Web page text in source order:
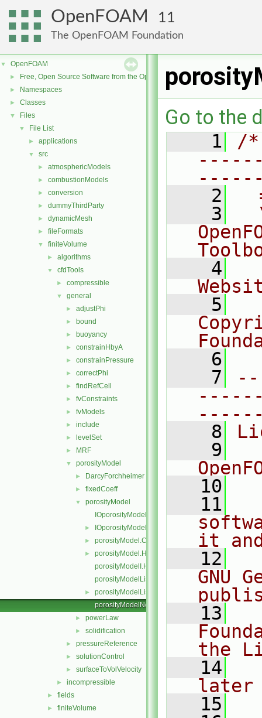
OpenFOAM 11
The OpenFOAM Foundation
▼ OpenFOAM
► Free, Open Source Software from the OpenFOAM Foundation
► Namespaces
► Classes
▼ Files
▼ File List
► applications
▼ src
► atmosphericModels
► combustionModels
► conversion
► dummyThirdParty
► dynamicMesh
► fileFormats
▼ finiteVolume
► algorithms
▼ cfdTools
► compressible
▼ general
► adjustPhi
► bound
► buoyancy
► constrainHbyA
► constrainPressure
► correctPhi
► findRefCell
► fvConstraints
► fvModels
► include
► levelSet
► MRF
▼ porosityModel
► DarcyForchheimer
► fixedCoeff
▼
porosityModel
IOporosityModelList.C
► IOporosityModelList.H
► porosityModel.C
►
porosityModel.H
porosityModelI.H
porosityModelList.C
►
porosityModelList.H
porosityModelNew.C
► powerLaw
► solidification
► pressureReference
► solutionControl
► surfaceToVolVelocity
► incompressible
► fields
► finiteVolume
Go to the
    1
/
    2
    3
    4
    5
    6
    7
    8
    9
   10
   11
it
   12
GNU
   13
the
   14
later
   15